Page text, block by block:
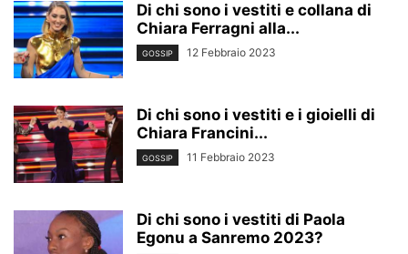
Di chi sono i vestiti e collana di
Chiara Ferragni alla...
GOSSIP 12 Febbraio 2023
Di chi sono i vestiti e i gioielli di
Chiara Francini...
GOSSIP 11 Febbraio 2023
Di chi sono i vestiti di Paola
Egonu a Sanremo 2023?